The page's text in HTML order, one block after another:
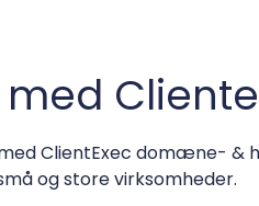
med
ClientExec domæne- &
og store virksomheder.